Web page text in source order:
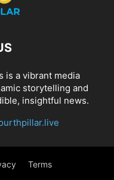
is a vibrant media
storytelling and
insightful news.
Terms